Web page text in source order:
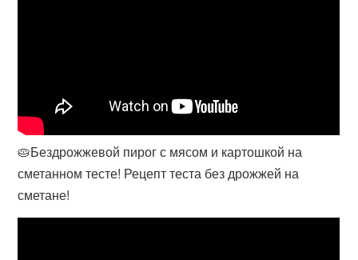
🥧Бездрожжевой пирог с мясом и картошкой на
сметанном тесте! Рецепт теста без дрожжей на
сметане!